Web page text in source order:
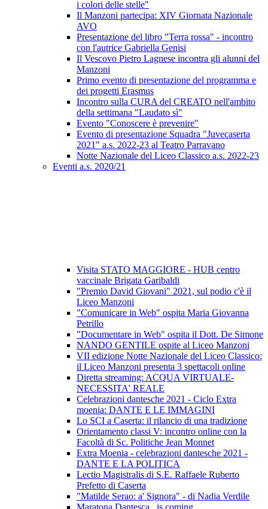
i colori delle stelle"
Il Manzoni partecipa: XIV Giornata Nazionale
AVO
Presentazione del libro "Terra rossa" - incontro
con l'autrice Gabriella Genisi
Il Vescovo Pietro Lagnese incontra gli alunni del
Manzoni
Primo evento di presentazione del programma e
dei progetti Erasmus
Incontro sulla CURA del CREATO nell'ambito
della settimana "Laudato sì"
Evento "Conoscere è prevenire"
Evento di presentazione Squadra "Juvecaserta
2021" a.s. 2022-23 al Teatro Parravano
Notte Nazionale del Liceo Classico a.s. 2022-23
Eventi a.s. 2020/21
Visita STATO MAGGIORE - HUB centro
vaccinale Brigata Garibaldi
"Premio David Giovani" 2021, sul podio c'è il
Liceo Manzoni
"Comunicare in Web" ospita Maria Giovanna
Petrillo
"Documentare in Web" ospita il Dott. De Simone
NANDO GENTILE ospite al Liceo Manzoni
VII edizione Notte Nazionale del Liceo Classico:
il Liceo Manzoni presenta 3 spettacoli online
Diretta streaming: ACQUA VIRTUALE-
NECESSITA' REALE
Celebrazioni dantesche 2021 - Ciclo Extra
moenia: DANTE E LE IMMAGINI
Lo SCI a Caserta: il rilancio di una tradizione
Orientamento classi V: incontro online con la
Facoltà di Sc. Politiche Jean Monnet
Extra Moenia - celebrazioni dantesche 2021 -
DANTE E LA POLITICA
Lectio Magistralis di S.E. Raffaele Ruberto
Prefetto di Caserta
"Matilde Serao: a' Signora" - di Nadia Verdile